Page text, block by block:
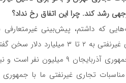
رشد کند. چرا این اتفاق رخ نداد؟
که داشتم، پیش‌بینی غیرمتعارفی
رسیدن مناسبات تجاری غیرنفتی
تجاری غیرنفتی ما با